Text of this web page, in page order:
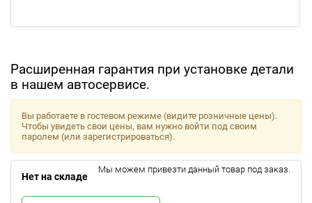
Расширенная гарантия при установке детали
в нашем автосервисе.
Вы работаете в гостевом режиме (видите розничные цены).
Чтобы увидеть свои цены, вам нужно войти под своим
паролем (или зарегистрироваться).
Нет на складе
Мы можем привезти данный товар под заказ.